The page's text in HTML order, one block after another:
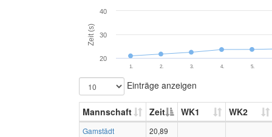
Zeit (s)
1. 2. 3. 4. 5.
20
40
30
Einträge anzeigen
Mannschaft Zeit WK1 WK2
Gamstädt
20,89